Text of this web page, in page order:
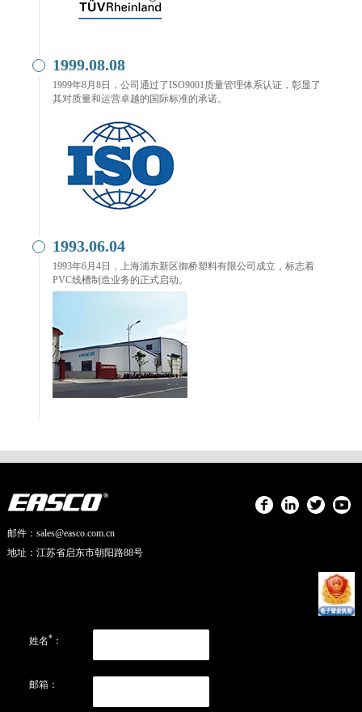
1999.08.08
1999年8月8日，公司通过了ISO9001质量管理体系认证，彰显了
其对质量和运营卓越的国际标准的承诺。
1993.06.04
1993年6月4日，上海浦东新区御桥塑料有限公司成立，标志着
PVC线槽制造业务的正式启动。
邮件：sales@easco.com.cn
地址：江苏省启东市朝阳路88号
姓名* ：
邮箱：